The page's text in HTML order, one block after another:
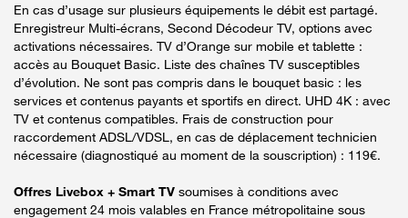
En cas d’usage sur plusieurs équipements le débit est partagé.
Enregistreur Multi-écrans, Second Décodeur TV, options avec
activations nécessaires. TV d’Orange sur mobile et tablette :
accès au Bouquet Basic. Liste des chaînes TV susceptibles
d’évolution. Ne sont pas compris dans le bouquet basic : les
services et contenus payants et sportifs en direct. UHD 4K : avec
TV et contenus compatibles. Frais de construction pour
raccordement ADSL/VDSL, en cas de déplacement technicien
nécessaire (diagnostiqué au moment de la souscription) : 119€.
Offres Livebox + Smart TV soumises à conditions avec
engagement 24 mois valables en France métropolitaine sous